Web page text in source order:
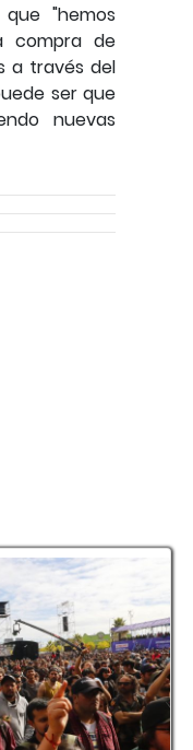
"hemos
compra de
a través del
ser que
nuevas